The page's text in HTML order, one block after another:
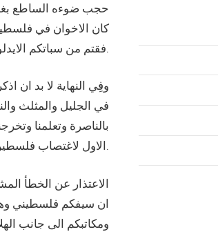
حجب ضوءه الساطع
كان الاخوان في
فقتم من سباتكم الايدلوجي بعد أربعين عام.
وفِي النهاية لا بد
في الجليل والمثلث
بالناصرة وتعلمنا
الاول لاغتصاب فلسطين.
الاعتذار عن الخطأ
ان سيفكم فلسطيني
ومكاتبكم الى جانب